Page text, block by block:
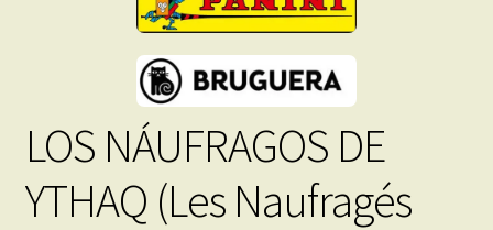
LOS NÁUFRAGOS DE
YTHAQ (Les Naufragés